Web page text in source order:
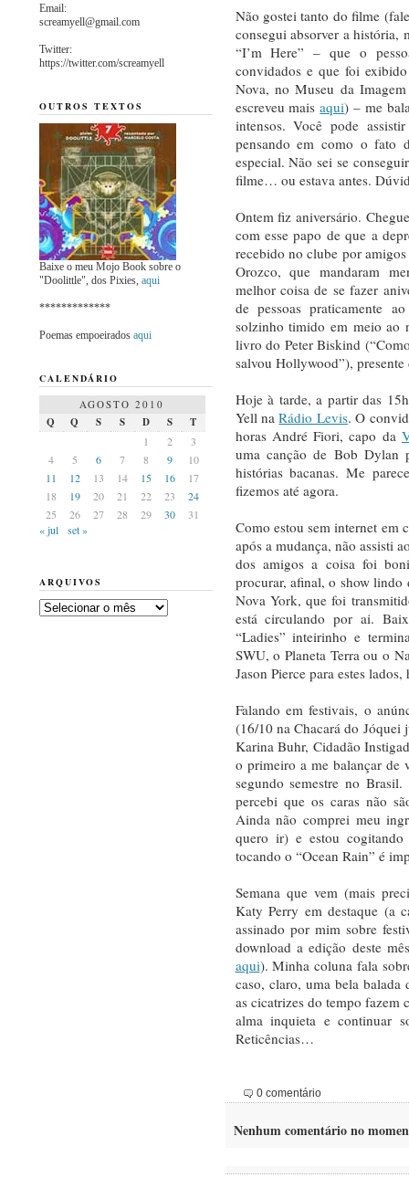
Não gostei tanto do filme
consegui absorver a história,
“I’m Here” – que o
convidados e que foi
Nova, no Museu da
escreveu maisaqui) – me
intensos. Você pode
pensando em como o fato
especial. Não sei se
filme… ou estava antes.
Ontem fiz aniversário.
com esse papo de que a
recebido no clube por
Orozco, que mandaram
melhor coisa de se fazer
de pessoas praticamente
solzinho timido em meio ao
livro do Peter Biskind
salvou Hollywood”),
Hoje à tarde, a partir das
Yell naRádio Levis. O
horas André Fiori, capo da
uma canção de Bob Dylan
histórias bacanas. Me
fizemos até agora.
Como estou sem internet em
após a mudança, não assisti
dos amigos a coisa foi
procurar, afinal, o show
Nova York, que foi
está circulando por ai.
“Ladies” inteirinho e
SWU, o Planeta Terra ou o
Jason Pierce para estes lados,
Falando em festivais, o
(16/10 na Chacará do
Karina Buhr, Cidadão
o primeiro a me balançar de
segundo semestre no
percebi que os caras não
Ainda não comprei meu
quero ir) e estou
tocando o “Ocean Rain” é
Semana que vem (mais
Katy Perry em destaque (a
assinado por mim sobre
download a edição deste
aqui). Minha coluna fala
caso, claro, uma bela
as cicatrizes do tempo fazem
alma inquieta e continuar
Reticências…
0 comentário
Nenhum comentário no
Email:
screamyell@gmail.com
Twitter:
https://twitter.com/screamyell
OUTROS TEXTOS
Baixe o meu Mojo Book sobre o
"Doolittle", dos Pixies, aqui
*************
Poemas empoeirados aqui
CALENDÁRIO
AGOSTO 2010
Q Q S S D S
T
1
2
3
4
5 6 7 8 9
10
11
12 13 14 15 16
17
18
19 20 21 22 23
24
25
26 27 28 29 30
31
« jul
set »
ARQUIVOS
Arquivos